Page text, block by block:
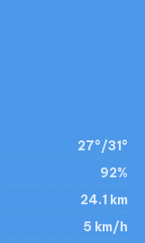
27°/31°
92%
24.1 km
5 km/h